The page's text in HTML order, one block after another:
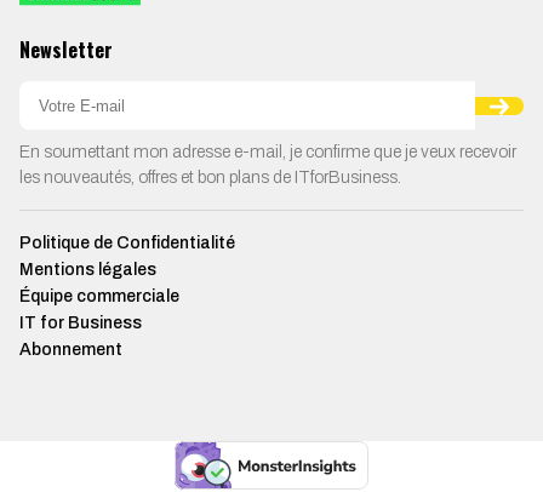
Newsletter
En soumettant mon adresse e-mail, je confirme que je veux recevoir
les nouveautés, offres et bon plans de ITforBusiness.
Politique de Confidentialité
Mentions légales
Équipe commerciale
IT for Business
Abonnement